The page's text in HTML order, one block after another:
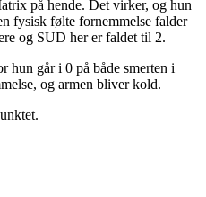
på hende. Det virker, og hun
fysisk følte fornemmelse falder
og SUD her er faldet til 2.
hun går i 0 på både smerten i
og armen bliver kold.